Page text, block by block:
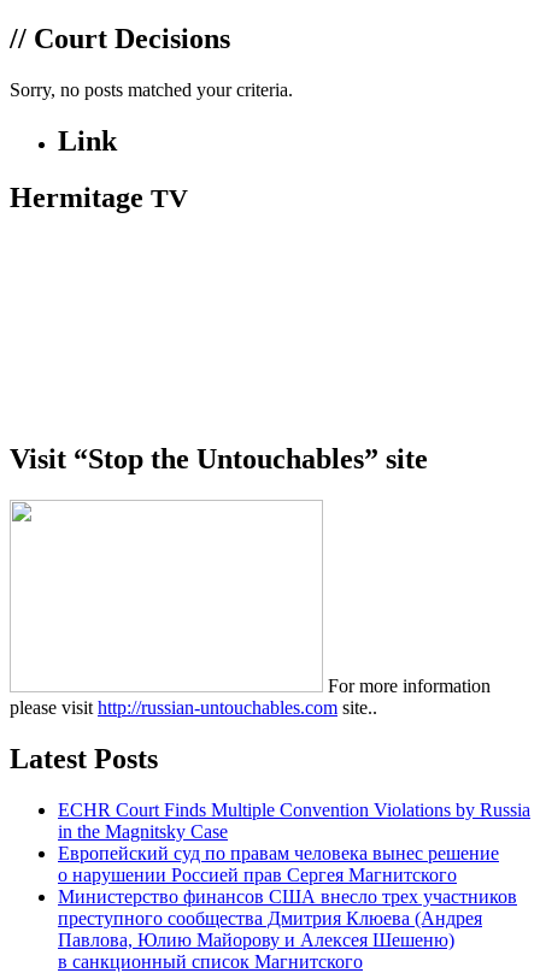
// Court Decisions
Sorry, no posts matched your criteria.
Link
Hermitage TV
Visit “Stop the Untouchables” site
For more information
please visit http://russian-untouchables.com site..
Latest Posts
ECHR Court Finds Multiple Convention Violations by Russia
in the Magnitsky Case
Европейский суд по правам человека вынес решение
о нарушении Россией прав Сергея Магнитского
Министерство финансов США внесло трех участников
преступного сообщества Дмитрия Клюева (Андрея
Павлова, Юлию Майорову и Алексея Шешеню)
в санкционный список Магнитского